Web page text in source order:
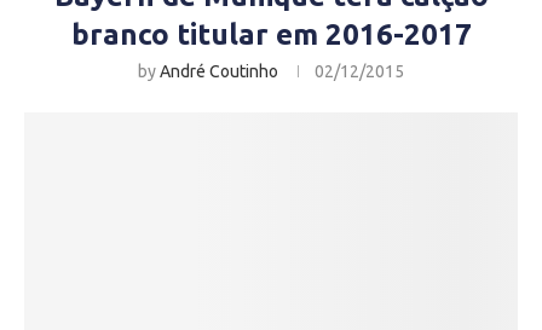
branco titular em 2016-2017
byAndré Coutinho 02/12/2015